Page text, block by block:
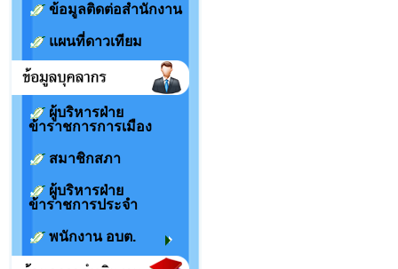
ข้อมูลติดต่อสำนักงาน
แผนที่ดาวเทียม
ผู้บริหารฝ่าย
ข้าราชการการเมือง
สมาชิกสภา
ผู้บริหารฝ่าย
ข้าราชการประจำ
พนักงาน อบต.